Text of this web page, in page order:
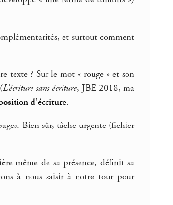
et surtout comment
texte ? Sur le mot « rouge » et son
L’écriture sans écriture, JBE 2018, ma
d’écriture.
Bien sûr, tâche urgente (fichier
même de sa présence, définit sa
à nous saisir à notre tour pour